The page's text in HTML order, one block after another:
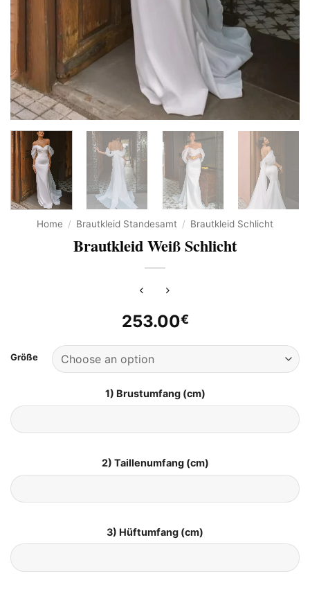
Home / Brautkleid Standesamt / Brautkleid Schlicht
Brautkleid Weiß Schlicht
253.00€
Größe
1) Brustumfang (cm)
2) Taillenumfang (cm)
3) Hüftumfang (cm)